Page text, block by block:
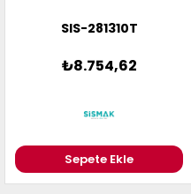
SIS-281310T
₺8.754,62
Sepete Ekle